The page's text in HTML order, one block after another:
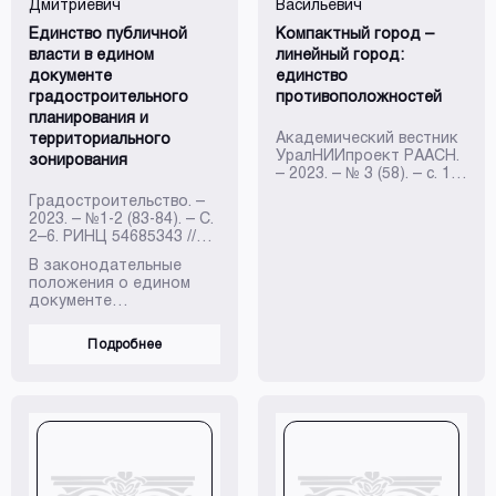
преобразования
окружающей страны.
Дмитриевич
Единство публичной
власти в едином
документе
градостроительного
планирования и
территориального
зонирования
Градостроительство. –
2023. – №1-2 (83-84). – С.
2–6. РИНЦ 54685343 //
В законодательные
положения о едином
документе
планирования и
градостроительного
осуществлять
территорий и (или) их
Подробнее
Васильевич
Компактный город –
линейный город:
единство
противоположностей
Академический вестник
УралНИИпроект РААСН.
– 2023. – № 3 (58). – с. 15-